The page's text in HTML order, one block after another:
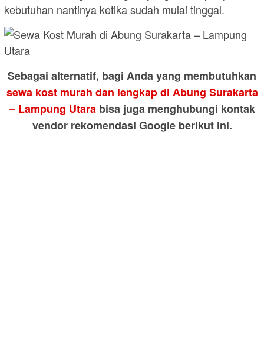
kebutuhan nantinya ketika sudah mulai tinggal.
Sebagai alternatif, bagi Anda yang membutuhkan
sewa kost murah dan lengkap di Abung Surakarta
– Lampung Utarabisa juga menghubungi kontak
vendor rekomendasi Google berikut ini.